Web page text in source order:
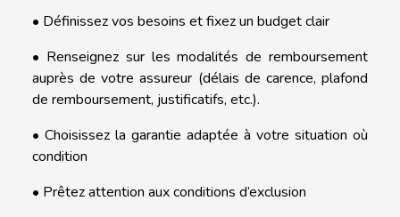
• Définissez vos besoins et fixez un budget clair
• Renseignez sur les modalités de remboursement
auprès de votre assureur (délais de carence, plafond
de remboursement, justificatifs, etc.).
• Choisissez la garantie adaptée à votre situation où
condition
• Prêtez attention aux conditions d’exclusion